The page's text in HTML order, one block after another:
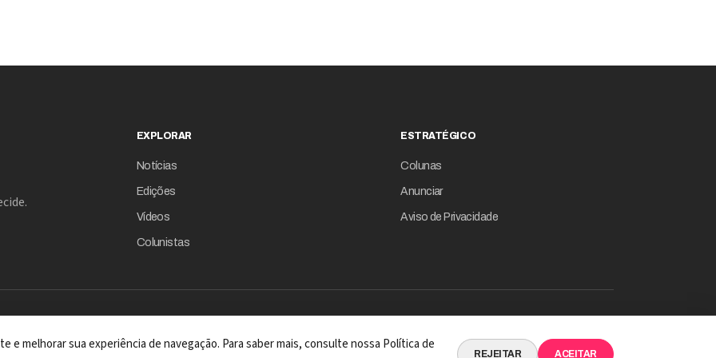
EXPLORAR
Notícias
Edições
Vídeos
Colunistas
ESTRATÉGICO
Colunas
Anunciar
Aviso de Privacidade
A REVISTA COM INTELIGÊNCIA DE DADOS EM SUA ESSÊNCIA
e melhorar sua experiência de navegação. Para saber mais, consulte nossa Política de
REJEITAR ACEITAR